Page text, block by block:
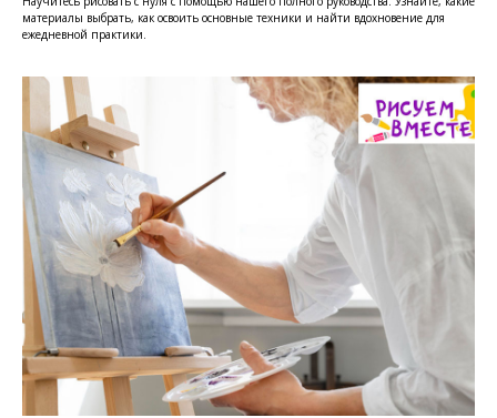
материалы выбрать, как освоить основные техники и найти вдохновение для
ежедневной практики.